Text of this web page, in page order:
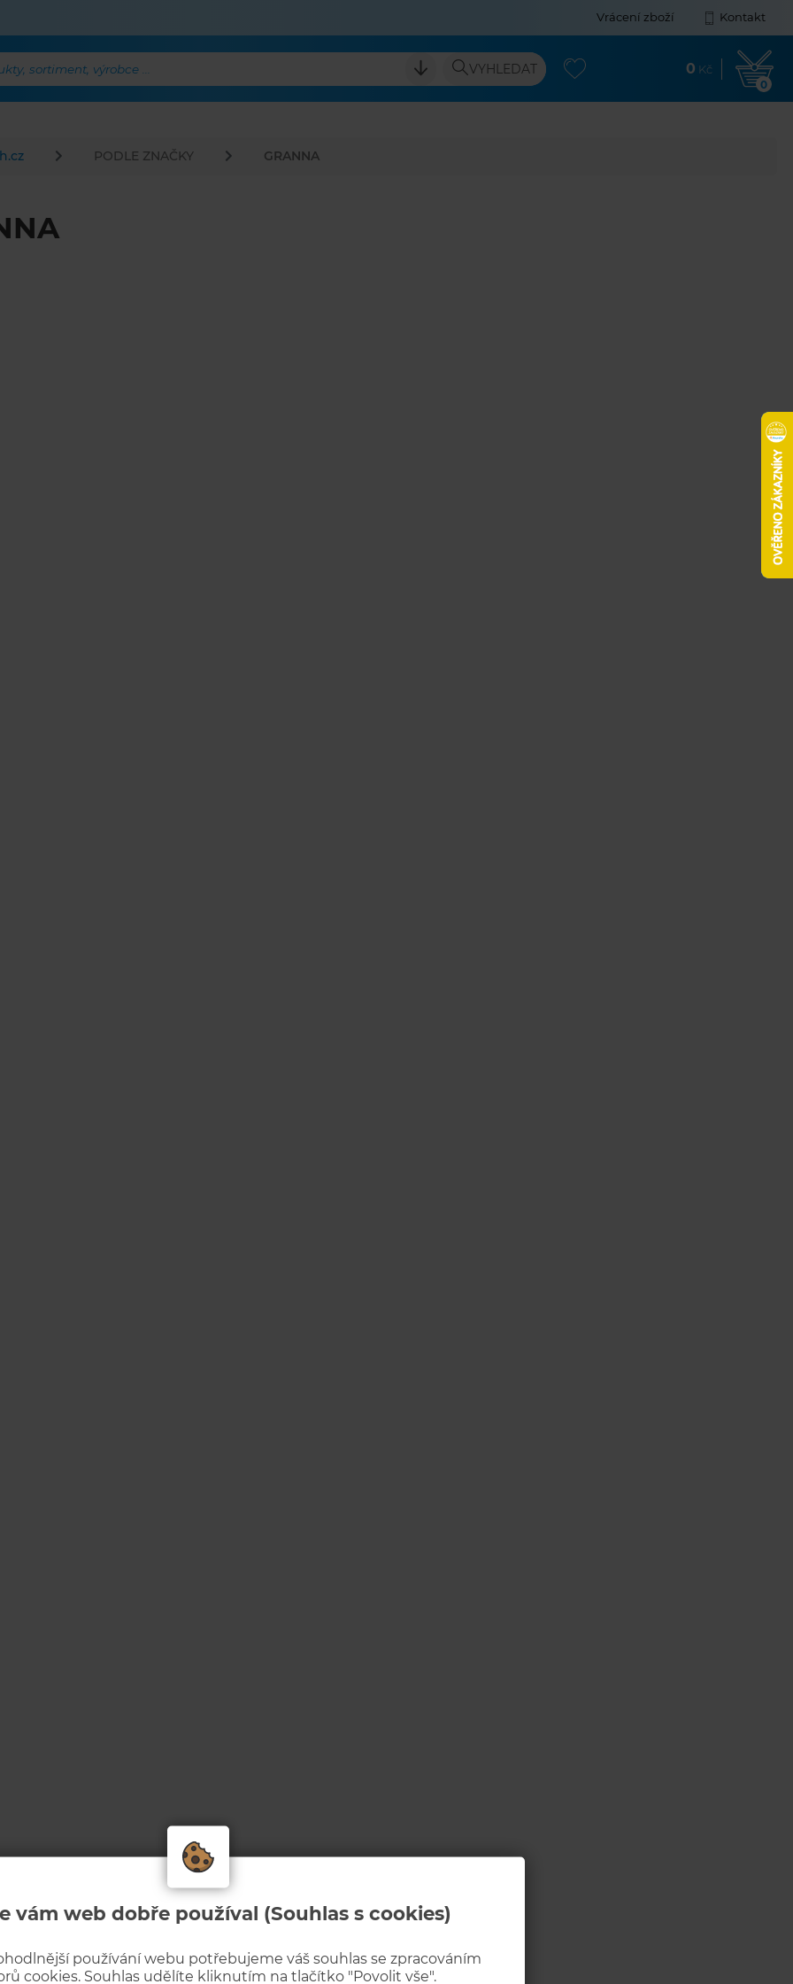
vám web dobře používal (Souhlas s cookies)
používání webu potřebujeme váš souhlas se zpracováním
cookies. Souhlas udělíte kliknutím na tlačítko "Povolit vše".
Vrácení zboží Kontakt
sortiment, výrobce ... VYHLEDAT 0 Kč
0
PODLE ZNAČKY GRANNA